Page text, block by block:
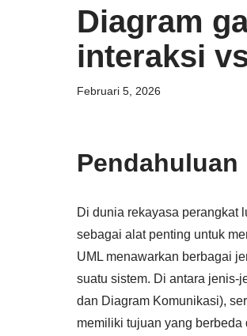
Diagram
interaksi
Februari 5, 2026
Pendahuluan
Di dunia rekayasa perangkat
sebagai alat penting untuk
UML menawarkan berbagai
suatu sistem. Di antara jenis-
dan Diagram Komunikasi),
memiliki tujuan yang